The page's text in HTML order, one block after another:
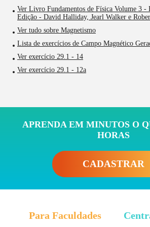
Ver Livro Fundamentos de Física Volume 3 -
Edição - David Halliday, Jearl Walker e
Ver tudo sobre Magnetismo
Lista de exercícios de Campo Magnético
Ver exercício 29.1 - 14
Ver exercício 29.1 - 12a
APRENDA EM MINUTOS O
HORAS
CADASTRAR
Para Faculdades